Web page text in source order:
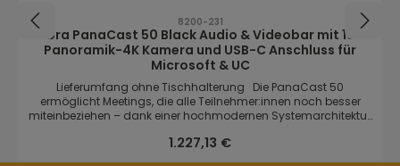
8200-231
Jabra PanaCast 50 Black Audio & Videobar mit 180°
Panoramik-4K Kamera und USB-C Anschluss für
Microsoft & UC
Lieferumfang ohne Tischhalterung Die PanaCast 50
ermöglicht Meetings, die alle Teilnehmer:innen noch besser
miteinbeziehen – dank einer hochmodernen Systemarchitektur,
eine Reihe von intelligenten Funktionen bietet. Nahtlose 180°
Regulärer Preis:
1.227,13 €